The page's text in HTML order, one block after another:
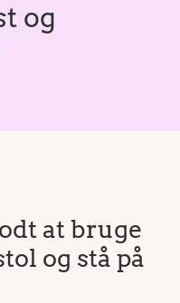
og
at bruge
og stå på